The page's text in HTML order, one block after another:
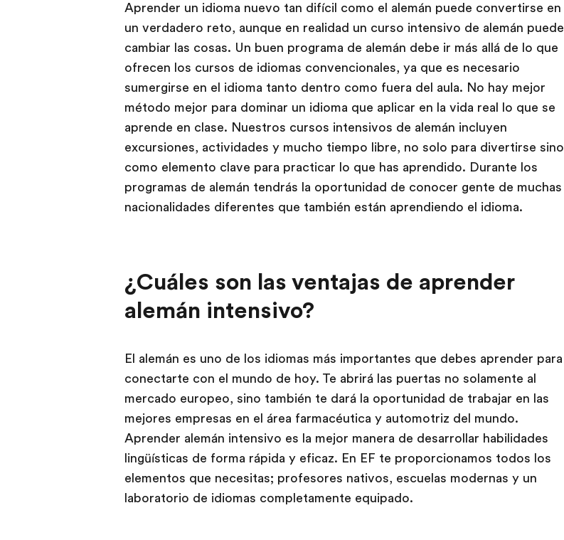
Aprender un idioma nuevo tan difícil como el alemán puede convertirse en
un verdadero reto, aunque en realidad un curso intensivo de alemán puede
cambiar las cosas. Un buen programa de alemán debe ir más allá de lo que
ofrecen los cursos de idiomas convencionales, ya que es necesario
sumergirse en el idioma tanto dentro como fuera del aula. No hay mejor
método mejor para dominar un idioma que aplicar en la vida real lo que se
aprende en clase. Nuestros cursos intensivos de alemán incluyen
excursiones, actividades y mucho tiempo libre, no solo para divertirse sino
como elemento clave para practicar lo que has aprendido. Durante los
programas de alemán tendrás la oportunidad de conocer gente de muchas
nacionalidades diferentes que también están aprendiendo el idioma.
¿Cuáles son las ventajas de aprender
alemán intensivo?
El alemán es uno de los idiomas más importantes que debes aprender para
conectarte con el mundo de hoy. Te abrirá las puertas no solamente al
mercado europeo, sino también te dará la oportunidad de trabajar en las
mejores empresas en el área farmacéutica y automotriz del mundo.
Aprender alemán intensivo es la mejor manera de desarrollar habilidades
lingüísticas de forma rápida y eficaz. En EF te proporcionamos todos los
elementos que necesitas; profesores nativos, escuelas modernas y un
laboratorio de idiomas completamente equipado.